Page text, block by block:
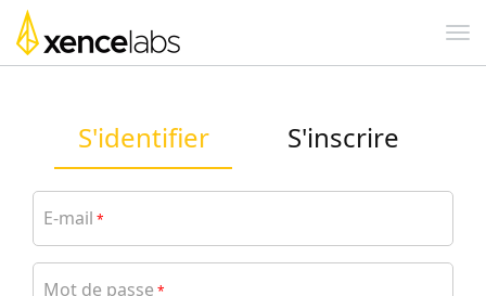
S'identifier S'inscrire
E-mail *
Mot de passe *